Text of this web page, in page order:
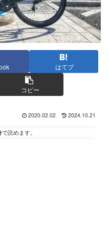
はてブ
コピー
2020.02.02 2024.10.21
で読めます。